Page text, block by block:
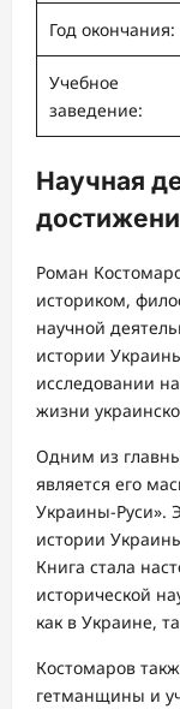
Год окончания:
Учебное
заведение:
Научная
Роман
историком,
научной
истории
исследовании
жизни
Одним из
является его
Украины-Руси».
истории
Книга стала
исторической
как в Украине,
Костомаров
гетманщины и